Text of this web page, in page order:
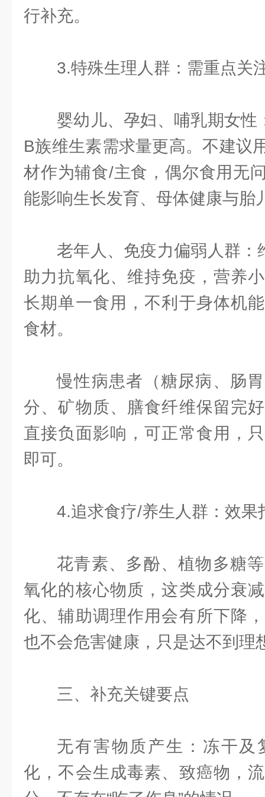
行补充。
3.特殊生理人群：需重点关
婴幼儿、孕妇、哺乳期女性
B族维生素需求量更高。不建议
材作为辅食/主食，偶尔食用无
能影响生长发育、母体健康与胎
老年人、免疫力偏弱人群：
助力抗氧化、维持免疫，营养
长期单一食用，不利于身体机
食材。
慢性病患者（糖尿病、肠
分、矿物质、膳食纤维保留完
直接负面影响，可正常食用，
即可。
4.追求食疗/养生人群：效果
花青素、多酚、植物多糖
氧化的核心物质，这类成分衰
化、辅助调理作用会有所下降
也不会危害健康，只是达不到理
三、补充关键要点
无有害物质产生：冻干及
化，不会生成毒素、致癌物，